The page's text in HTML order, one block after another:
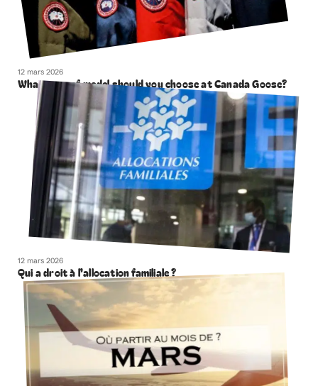
12 mars 2026
What type of model should you choose at Canada Goose?
12 mars 2026
Qui a droit à l’allocation familiale ?